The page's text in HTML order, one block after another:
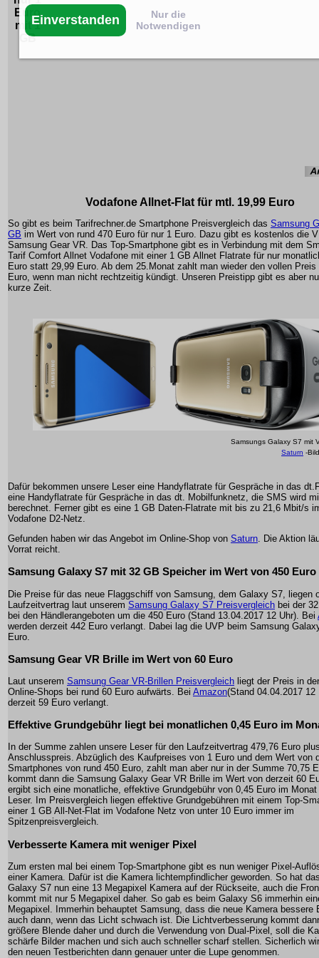
Euro
mit 1
GB
Vodafone Allnet-Flat für mtl. 19,99 Euro
So gibt es beim Tarifrechner.de Smartphone Preisvergleich das Samsung
GB im Wert von rund 470 Euro für nur 1 Euro. Dazu gibt es kostenlos die
Samsung Gear VR. Das Top-Smartphone gibt es in Verbindung mit dem
Tarif Comfort Allnet Vodafone mit einer 1 GB Allnet Flatrate für nur
Euro statt 29,99 Euro. Ab dem 25.Monat zahlt man wieder den vollen Preis
Euro, wenn man nicht rechtzeitig kündigt. Unseren Preistipp gibt es aber
kurze Zeit.
Samsungs Galaxy S7 mit
Saturn -
Dafür bekommen unsere Leser eine Handyflatrate für Gespräche in das
eine Handyflatrate für Gespräche in das dt. Mobilfunknetz, die SMS wird
berechnet. Ferner gibt es eine 1 GB Daten-Flatrate mit bis zu 21,6 Mbit/s
Vodafone D2-Netz.
Gefunden haben wir das Angebot im Online-Shop von Saturn. Die Aktion
Vorrat reicht.
Samsung Galaxy S7 mit 32 GB Speicher im Wert von 450 Euro
Die Preise für das neue Flaggschiff von Samsung, dem Galaxy S7, liegen
Laufzeitvertrag laut unserem Samsung Galaxy S7 Preisvergleich bei der
bei den Händlerangeboten um die 450 Euro (Stand 13.04.2017 12 Uhr). Bei
werden derzeit 442 Euro verlangt. Dabei lag die UVP beim Samsung
Euro.
Samsung Gear VR Brille im Wert von 60 Euro
Laut unserem Samsung Gear VR-Brillen Preisvergleich liegt der Preis in
Online-Shops bei rund 60 Euro aufwärts. Bei Amazon(Stand 04.04.2017 12
derzeit 59 Euro verlangt.
Effektive Grundgebühr liegt bei monatlichen 0,45 Euro im
In der Summe zahlen unsere Leser für den Laufzeitvertrag 479,76 Euro
Anschlusspreis. Abzüglich des Kaufpreises von 1 Euro und dem Wert von
Smartphones von rund 450 Euro, zahlt man aber nur in der Summe 70,75
kommt dann die Samsung Galaxy Gear VR Brille im Wert von derzeit 60
ergibt sich eine monatliche, effektive Grundgebühr von 0,45 Euro im
Leser. Im Preisvergleich liegen effektive Grundgebühren mit einem Top-
einer 1 GB All-Net-Flat im Vodafone Netz von unter 10 Euro immer im
Spitzenpreisvergleich.
Verbesserte Kamera mit weniger Pixel
Zum ersten mal bei einem Top-Smartphone gibt es nun weniger Pixel-
einer Kamera. Dafür ist die Kamera lichtempfindlicher geworden. So hat
Galaxy S7 nun eine 13 Megapixel Kamera auf der Rückseite, auch die
kommt mit nur 5 Megapixel daher. So gab es beim Galaxy S6 immerhin
Megapixel. Immerhin behauptet Samsung, dass die neue Kamera bessere
auch dann, wenn das Licht schwach ist. Die Lichtverbesserung kommt
größere Blende daher und durch die Verwendung von Dual-Pixel, soll die
schärfe Bilder machen und sich auch schneller scharf stellen. Sicherlich
den neuen Testberichten dann genauer unter die Lupe genommen.
Einverstanden
Nur die
Notwendigen